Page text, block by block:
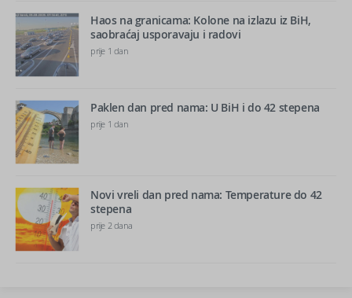
Haos na granicama: Kolone na izlazu iz BiH,
saobraćaj usporavaju i radovi
prije 1 dan
Paklen dan pred nama: U BiH i do 42 stepena
prije 1 dan
Novi vreli dan pred nama: Temperature do 42
stepena
prije 2 dana